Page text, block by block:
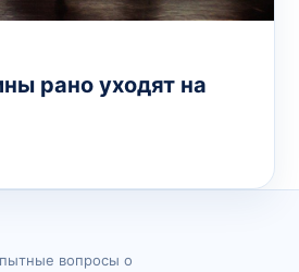
рано уходят на
вопросы о